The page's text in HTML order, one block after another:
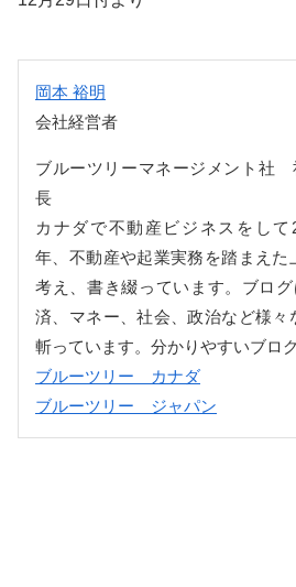
岡本 裕明
会社経営者
ブルーツリーマネージメント社
長
カナダで不動産ビジネスをして
年、不動産や起業実務を踏まえた
考え、書き綴っています。ブロ
済、マネー、社会、政治など様々
斬っています。分かりやすいブロ
ブルーツリー カナダ
ブルーツリー ジャパン